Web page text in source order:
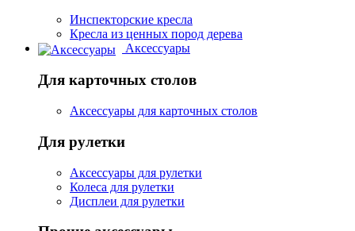
Инспекторские кресла
Кресла из ценных пород дерева
Аксессуары
Для карточных столов
Аксессуары для карточных столов
Для рулетки
Аксессуары для рулетки
Колеса для рулетки
Дисплеи для рулетки